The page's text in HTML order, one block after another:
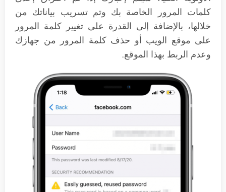
كلمات المرور الخاصة بك وتم تسريب بياناتك من
خلالها، بالإضافة إلى القدرة على تغيير كلمة المرور
على موقع الويب أو حذف كلمة المرور من جهازك
وعدم الربط بهذا الموقع.